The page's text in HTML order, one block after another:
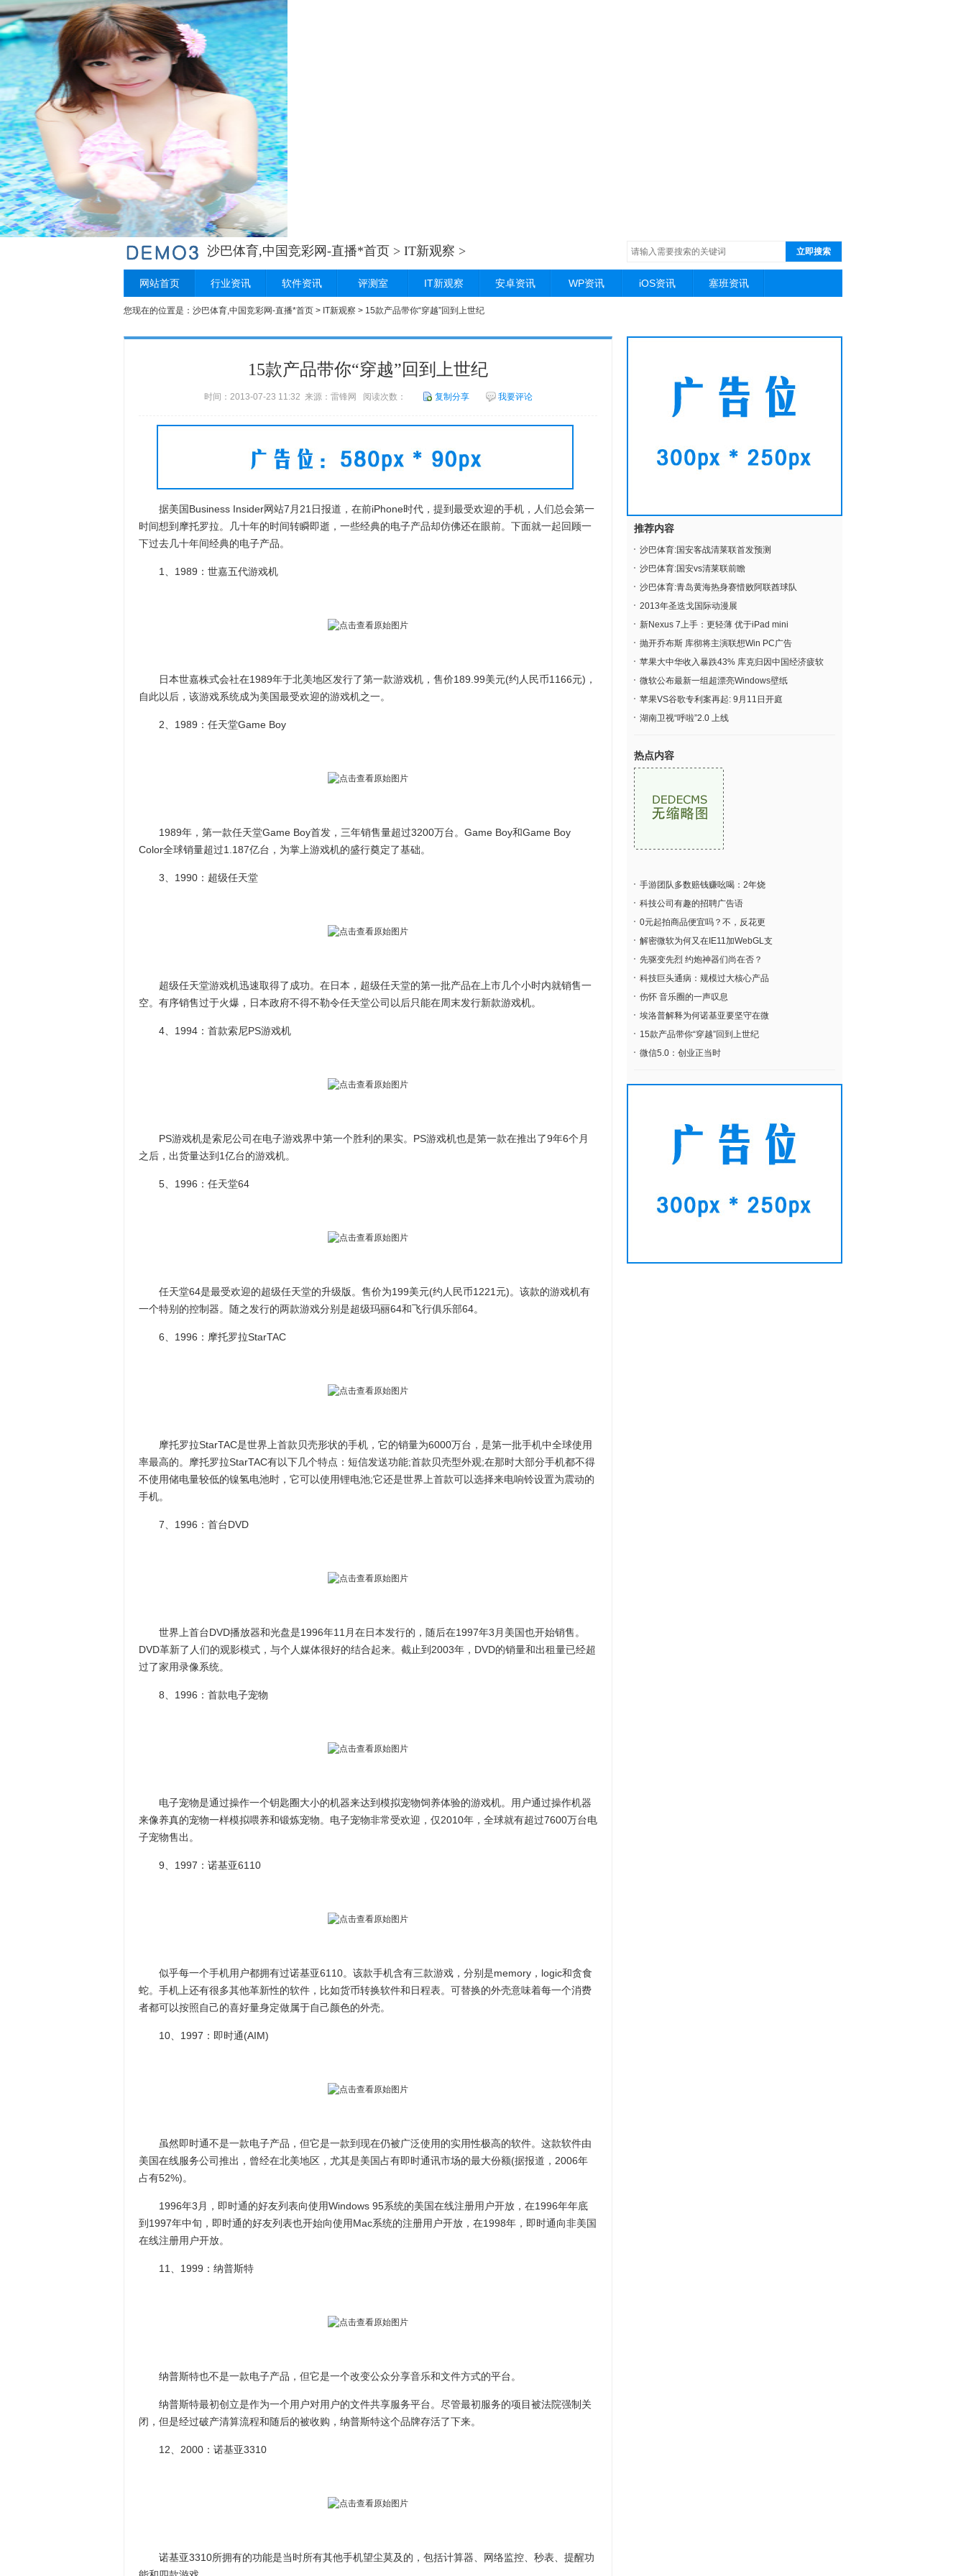
沙巴体育,中国竞彩网-直播*首页 > IT新观察 > 立即搜索
网站首页 行业资讯 软件资讯 评测室 IT新观察 安卓资讯 WP资讯 iOS资讯 塞班资讯
您现在的位置是： 沙巴体育,中国竞彩网-直播*首页 > IT新观察 > 15款产品带你“穿越”回到上世纪
15款产品带你“穿越”回到上世纪
时间：2013-07-23 11:32 来源：雷锋网 阅读次数： 复制分享 我要评论
据美国Business Insider网站7月21日报道，在前iPhone时代，提到最受欢迎的手机，人们总会第一
时间想到摩托罗拉。几十年的时间转瞬即逝，一些经典的电子产品却仿佛还在眼前。下面就一起回顾一
下过去几十年间经典的电子产品。
1、1989：世嘉五代游戏机
日本世嘉株式会社在1989年于北美地区发行了第一款游戏机，售价189.99美元(约人民币1166元)，
自此以后，该游戏系统成为美国最受欢迎的游戏机之一。
2、1989：任天堂Game Boy
1989年，第一款任天堂Game Boy首发，三年销售量超过3200万台。Game Boy和Game Boy
Color全球销量超过1.187亿台，为掌上游戏机的盛行奠定了基础。
3、1990：超级任天堂
超级任天堂游戏机迅速取得了成功。在日本，超级任天堂的第一批产品在上市几个小时内就销售一
空。有序销售过于火爆，日本政府不得不勒令任天堂公司以后只能在周末发行新款游戏机。
4、1994：首款索尼PS游戏机
PS游戏机是索尼公司在电子游戏界中第一个胜利的果实。PS游戏机也是第一款在推出了9年6个月
之后，出货量达到1亿台的游戏机。
5、1996：任天堂64
任天堂64是最受欢迎的超级任天堂的升级版。售价为199美元(约人民币1221元)。该款的游戏机有
一个特别的控制器。随之发行的两款游戏分别是超级玛丽64和飞行俱乐部64。
6、1996：摩托罗拉StarTAC
摩托罗拉StarTAC是世界上首款贝壳形状的手机，它的销量为6000万台，是第一批手机中全球使用
率最高的。摩托罗拉StarTAC有以下几个特点：短信发送功能;首款贝壳型外观;在那时大部分手机都不得
不使用储电量较低的镍氢电池时，它可以使用锂电池;它还是世界上首款可以选择来电响铃设置为震动的
手机。
7、1996：首台DVD
世界上首台DVD播放器和光盘是1996年11月在日本发行的，随后在1997年3月美国也开始销售。
DVD革新了人们的观影模式，与个人媒体很好的结合起来。截止到2003年，DVD的销量和出租量已经超
过了家用录像系统。
8、1996：首款电子宠物
电子宠物是通过操作一个钥匙圈大小的机器来达到模拟宠物饲养体验的游戏机。用户通过操作机器
来像养真的宠物一样模拟喂养和锻炼宠物。电子宠物非常受欢迎，仅2010年，全球就有超过7600万台电
子宠物售出。
9、1997：诺基亚6110
似乎每一个手机用户都拥有过诺基亚6110。该款手机含有三款游戏，分别是memory，logic和贪食
蛇。手机上还有很多其他革新性的软件，比如货币转换软件和日程表。可替换的外壳意味着每一个消费
者都可以按照自己的喜好量身定做属于自己颜色的外壳。
10、1997：即时通(AIM)
虽然即时通不是一款电子产品，但它是一款到现在仍被广泛使用的实用性极高的软件。这款软件由
美国在线服务公司推出，曾经在北美地区，尤其是美国占有即时通讯市场的最大份额(据报道，2006年
占有52%)。
1996年3月，即时通的好友列表向使用Windows 95系统的美国在线注册用户开放，在1996年年底
到1997年中旬，即时通的好友列表也开始向使用Mac系统的注册用户开放，在1998年，即时通向非美国
在线注册用户开放。
11、1999：纳普斯特
纳普斯特也不是一款电子产品，但它是一个改变公众分享音乐和文件方式的平台。
纳普斯特最初创立是作为一个用户对用户的文件共享服务平台。尽管最初服务的项目被法院强制关
闭，但是经过破产清算流程和随后的被收购，纳普斯特这个品牌存活了下来。
12、2000：诺基亚3310
诺基亚3310所拥有的功能是当时所有其他手机望尘莫及的，包括计算器、网络监控、秒表、提醒功
推荐内容
沙巴体育:国安客战清莱联首发预测
沙巴体育:国安vs清莱联前瞻
沙巴体育:青岛黄海热身赛惜败阿联酋球队
2013年圣迭戈国际动漫展
新Nexus 7上手：更轻薄 优于iPad mini
抛开乔布斯 库彻将主演联想Win PC广告
苹果大中华收入暴跌43% 库克归因中国经济疲软
微软公布最新一组超漂亮Windows壁纸
苹果VS谷歌专利案再起: 9月11日开庭
湖南卫视“呼啦”2.0 上线
热点内容
手游团队多数赔钱赚吆喝：2年烧
科技公司有趣的招聘广告语
0元起拍商品便宜吗？不，反花更
解密微软为何又在IE11加WebGL支
先驱变先烈 约炮神器们尚在否？
科技巨头通病：规模过大核心产品
伤怀 音乐圈的一声叹息
埃洛普解释为何诺基亚要坚守在微
15款产品带你“穿越”回到上世纪
微信5.0：创业正当时